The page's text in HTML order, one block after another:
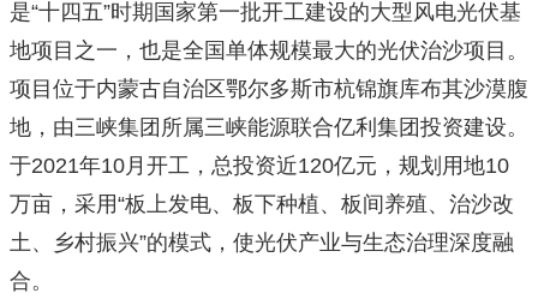
是“十四五”时期国家第一批开工建设的大型风电光伏基
地项目之一，也是全国单体规模最大的光伏治沙项目。
项目位于内蒙古自治区鄂尔多斯市杭锦旗库布其沙漠腹
地，由三峡集团所属三峡能源联合亿利集团投资建设。
于2021年10月开工，总投资近120亿元，规划用地10
万亩，采用“板上发电、板下种植、板间养殖、治沙改
土、乡村振兴”的模式，使光伏产业与生态治理深度融
合。